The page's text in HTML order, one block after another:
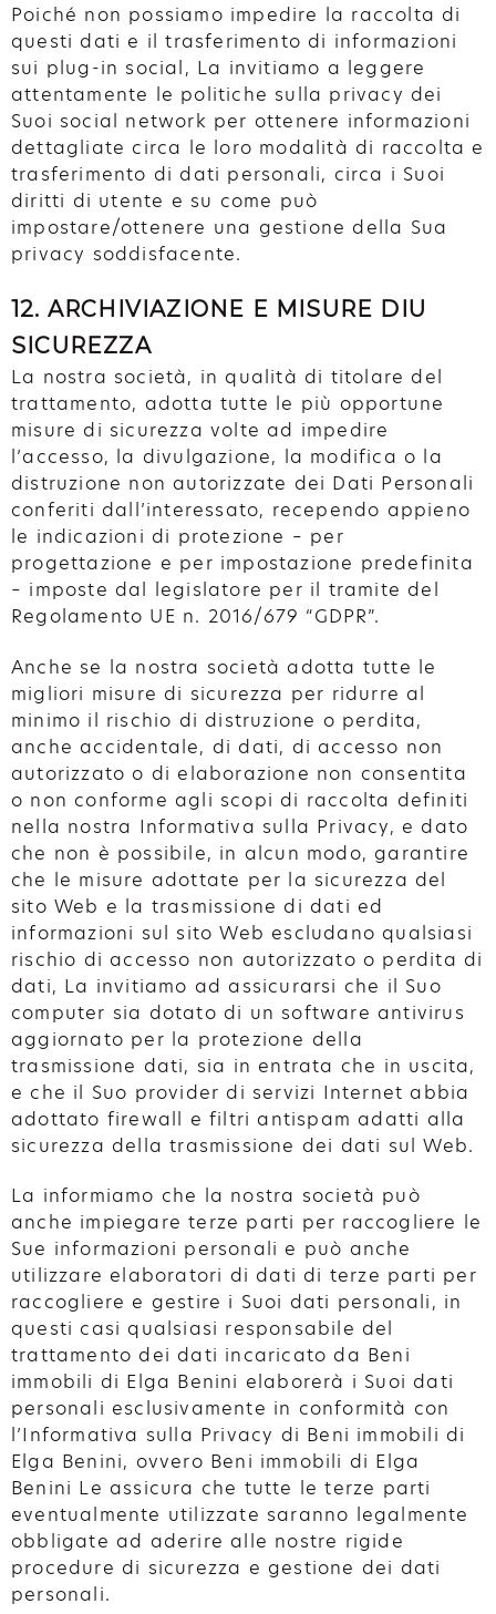
Poiché non possiamo impedire la raccolta di
questi dati e il trasferimento di informazioni
sui plug-in social, La invitiamo a leggere
attentamente le politiche sulla privacy dei
Suoi social network per ottenere informazioni
dettagliate circa le loro modalità di raccolta e
trasferimento di dati personali, circa i Suoi
diritti di utente e su come può
impostare/ottenere una gestione della Sua
privacy soddisfacente.
12. ARCHIVIAZIONE E MISURE DIU
SICUREZZA
La nostra società, in qualità di titolare del
trattamento, adotta tutte le più opportune
misure di sicurezza volte ad impedire
l’accesso, la divulgazione, la modifica o la
distruzione non autorizzate dei Dati Personali
conferiti dall’interessato, recependo appieno
le indicazioni di protezione – per
progettazione e per impostazione predefinita
– imposte dal legislatore per il tramite del
Regolamento UE n. 2016/679 “GDPR”.
Anche se la nostra società adotta tutte le
migliori misure di sicurezza per ridurre al
minimo il rischio di distruzione o perdita,
anche accidentale, di dati, di accesso non
autorizzato o di elaborazione non consentita
o non conforme agli scopi di raccolta definiti
nella nostra Informativa sulla Privacy, e dato
che non è possibile, in alcun modo, garantire
che le misure adottate per la sicurezza del
sito Web e la trasmissione di dati ed
informazioni sul sito Web escludano qualsiasi
rischio di accesso non autorizzato o perdita di
dati, La invitiamo ad assicurarsi che il Suo
computer sia dotato di un software antivirus
aggiornato per la protezione della
trasmissione dati, sia in entrata che in uscita,
e che il Suo provider di servizi Internet abbia
adottato firewall e filtri antispam adatti alla
sicurezza della trasmissione dei dati sul Web.
La informiamo che la nostra società può
anche impiegare terze parti per raccogliere le
Sue informazioni personali e può anche
utilizzare elaboratori di dati di terze parti per
raccogliere e gestire i Suoi dati personali, in
questi casi qualsiasi responsabile del
trattamento dei dati incaricato da Beni
immobili di Elga Benini elaborerà i Suoi dati
personali esclusivamente in conformità con
l’Informativa sulla Privacy di Beni immobili di
Elga Benini, ovvero Beni immobili di Elga
Benini Le assicura che tutte le terze parti
eventualmente utilizzate saranno legalmente
obbligate ad aderire alle nostre rigide
procedure di sicurezza e gestione dei dati
personali.